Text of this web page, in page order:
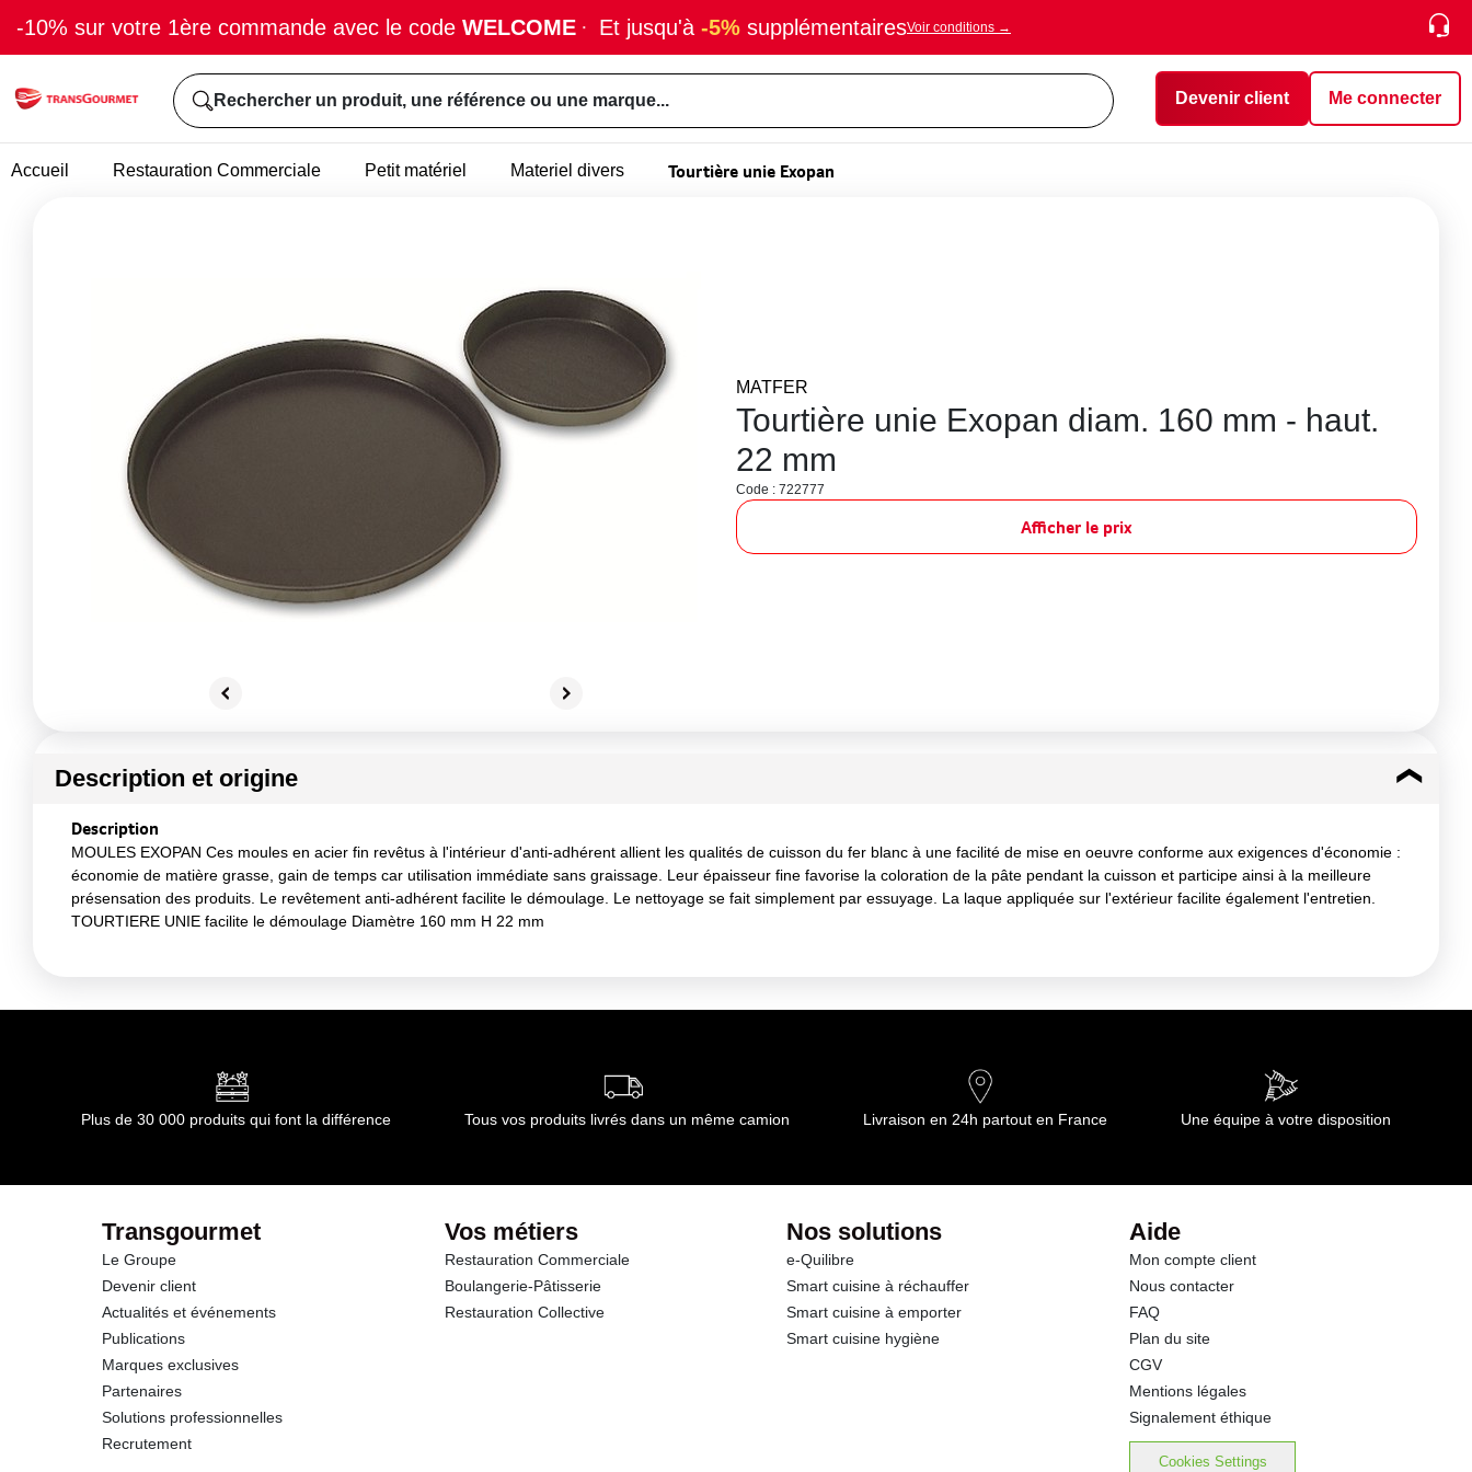
-10% sur votre 1ère commande avec le code WELCOME · Et jusqu'à -5% supplémentairesVoir conditions →
Rechercher un produit, une référence ou une marque... Devenir client Me connecter
Accueil Restauration Commerciale Petit matériel Materiel divers Tourtière unie Exopan
MATFER
Tourtière unie Exopan diam. 160 mm - haut.
22 mm
Code : 722777
Afficher le prix
Description et origine
Description
MOULES EXOPAN Ces moules en acier fin revêtus à l'intérieur d'anti-adhérent allient les qualités de cuisson du fer blanc à une facilité de mise en oeuvre conforme aux exigences d'économie :
économie de matière grasse, gain de temps car utilisation immédiate sans graissage. Leur épaisseur fine favorise la coloration de la pâte pendant la cuisson et participe ainsi à la meilleure
présensation des produits. Le revêtement anti-adhérent facilite le démoulage. Le nettoyage se fait simplement par essuyage. La laque appliquée sur l'extérieur facilite également l'entretien.
TOURTIERE UNIE facilite le démoulage Diamètre 160 mm H 22 mm
Plus de 30 000 produits qui font la différence Tous vos produits livrés dans un même camion Livraison en 24h partout en France Une équipe à votre disposition
Transgourmet
Le Groupe
Devenir client
Actualités et événements
Publications
Marques exclusives
Partenaires
Solutions professionnelles
Recrutement
Vos métiers
Restauration Commerciale
Boulangerie-Pâtisserie
Restauration Collective
Nos solutions
e-Quilibre
Smart cuisine à réchauffer
Smart cuisine à emporter
Smart cuisine hygiène
Aide
Mon compte client
Nous contacter
FAQ
Plan du site
CGV
Mentions légales
Signalement éthique
Cookies Settings